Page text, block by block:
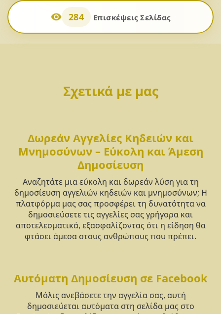
284 Επισκέψεις Σελίδας
Σχετικά με μας
Δωρεάν Αγγελίες Κηδειών και
Μνημοσύνων – Εύκολη και Άμεση
Δημοσίευση
Αναζητάτε μια εύκολη και δωρεάν λύση για τη
δημοσίευση αγγελιών κηδειών και μνημοσύνων; Η
πλατφόρμα μας σας προσφέρει τη δυνατότητα να
δημοσιεύσετε τις αγγελίες σας γρήγορα και
αποτελεσματικά, εξασφαλίζοντας ότι η είδηση θα
φτάσει άμεσα στους ανθρώπους που πρέπει.
Αυτόματη Δημοσίευση σε Facebook
Μόλις ανεβάσετε την αγγελία σας, αυτή
δημοσιεύεται αυτόματα στη σελίδα μας στο